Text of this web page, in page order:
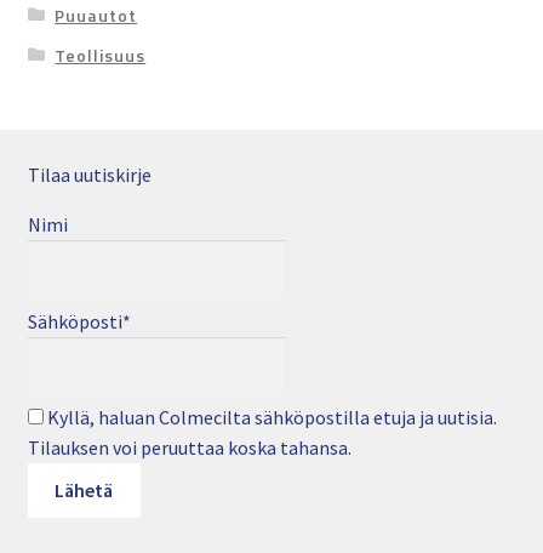
Puuautot
Teollisuus
Tilaa uutiskirje
Nimi
Sähköposti*
Kyllä, haluan Colmecilta sähköpostilla etuja ja uutisia.
Tilauksen voi peruuttaa koska tahansa.